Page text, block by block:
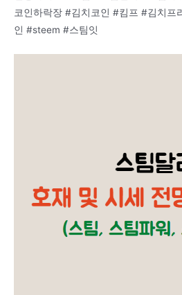
코인하락장 #김치코인 #킴프 #김치프
인 #steem #스팀잇